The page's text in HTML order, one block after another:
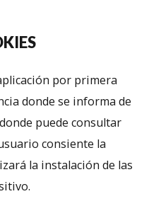
por primera
donde se informa de
puede consultar
consiente la
la instalación de las